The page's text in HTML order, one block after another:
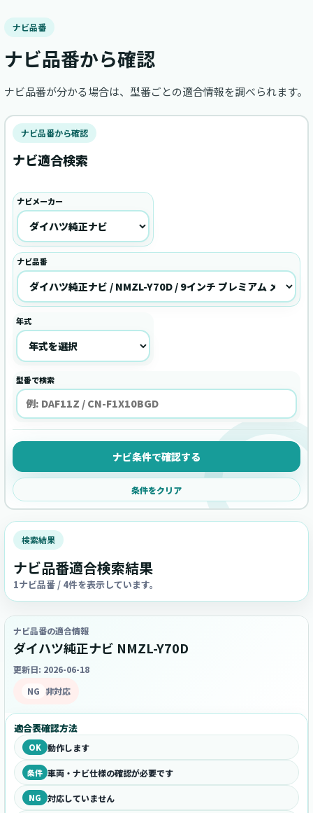
ナビ品番
ナビ品番から確認
ナビ品番が分かる場合は、型番ごとの適合情報を調べられます。
ナビ品番から確認
ナビ適合検索
ナビメーカー
ナビ品番
年式
型番で検索
ナビ条件で確認する
条件をクリア
検索結果
ナビ品番適合検索結果
1ナビ品番 / 4件を表示しています。
ナビ品番の適合情報
ダイハツ純正ナビ NMZL-Y70D
更新日: 2026-06-18
NG 非対応
適合表確認方法
OK 動作します
条件 車両・ナビ仕様の確認が必要です
NG 対応していません